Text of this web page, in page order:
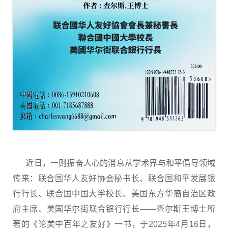
近日，一则振奋人心的消息从学术界与和平倡导领域
传来：联合国华人友好协会秘书长、联合国和平发展银
行行长、联合国中国大学校长、美国东方华裔自治区政
府主席、美国华尔街联合银行行长——查尔斯王博士所
著的《论美中百年之友好》一书，于2025年4月16日，